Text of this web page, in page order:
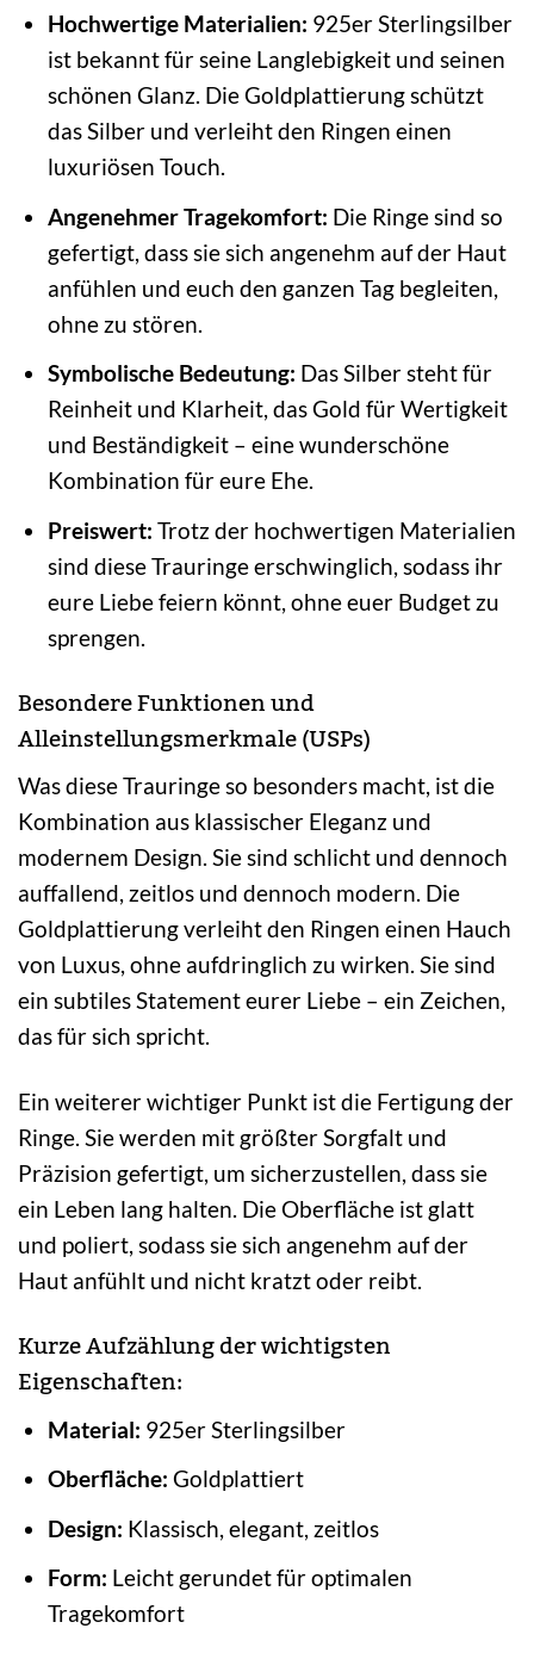
Hochwertige Materialien: 925er Sterlingsilber
ist bekannt für seine Langlebigkeit und seinen
schönen Glanz. Die Goldplattierung schützt
das Silber und verleiht den Ringen einen
luxuriösen Touch.
Angenehmer Tragekomfort: Die Ringe sind so
gefertigt, dass sie sich angenehm auf der Haut
anfühlen und euch den ganzen Tag begleiten,
ohne zu stören.
Symbolische Bedeutung: Das Silber steht für
Reinheit und Klarheit, das Gold für Wertigkeit
und Beständigkeit – eine wunderschöne
Kombination für eure Ehe.
Preiswert: Trotz der hochwertigen Materialien
sind diese Trauringe erschwinglich, sodass ihr
eure Liebe feiern könnt, ohne euer Budget zu
sprengen.
Besondere Funktionen und
Alleinstellungsmerkmale (USPs)
Was diese Trauringe so besonders macht, ist die
Kombination aus klassischer Eleganz und
modernem Design. Sie sind schlicht und dennoch
auffallend, zeitlos und dennoch modern. Die
Goldplattierung verleiht den Ringen einen Hauch
von Luxus, ohne aufdringlich zu wirken. Sie sind
ein subtiles Statement eurer Liebe – ein Zeichen,
das für sich spricht.
Ein weiterer wichtiger Punkt ist die Fertigung der
Ringe. Sie werden mit größter Sorgfalt und
Präzision gefertigt, um sicherzustellen, dass sie
ein Leben lang halten. Die Oberfläche ist glatt
und poliert, sodass sie sich angenehm auf der
Haut anfühlt und nicht kratzt oder reibt.
Kurze Aufzählung der wichtigsten
Eigenschaften:
Material: 925er Sterlingsilber
Oberfläche: Goldplattiert
Design: Klassisch, elegant, zeitlos
Form: Leicht gerundet für optimalen
Tragekomfort